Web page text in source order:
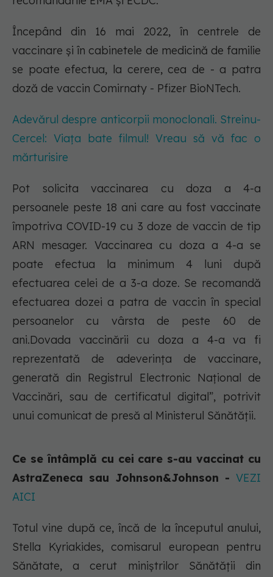
Începând din 16 mai 2022, în centrele de
vaccinare și în cabinetele de medicină de familie
se poate efectua, la cerere, cea de - a patra
doză de vaccin Comirnaty - Pfizer BioNTech.
Adevărul despre anticorpii monoclonali. Streinu-
Cercel: Viața bate filmul! Vreau să vă fac o
mărturisire
Pot solicita vaccinarea cu doza a 4-a
persoanele peste 18 ani care au fost vaccinate
împotriva COVID-19 cu 3 doze de vaccin de tip
ARN mesager. Vaccinarea cu doza a 4-a se
poate efectua la minimum 4 luni după
efectuarea celei de a 3-a doze. Se recomandă
efectuarea dozei a patra de vaccin în special
persoanelor cu vârsta de peste 60 de
ani.Dovada vaccinării cu doza a 4-a va fi
reprezentată de adeverința de vaccinare,
generată din Registrul Electronic Național de
Vaccinări, sau de certificatul digital”, potrivit
unui comunicat de presă al Ministerul Sănătății.
Ce se întâmplă cu cei care s-au vaccinat cu
AstraZeneca sau Johnson&Johnson - VEZI
AICI
Totul vine după ce, încă de la începutul anului,
Stella Kyriakides, comisarul european pentru
Sănătate, a cerut miniștrilor Sănătății din